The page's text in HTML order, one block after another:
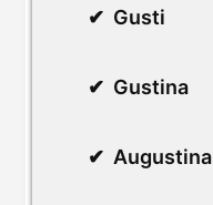
Gusti
Gustina
Augustina